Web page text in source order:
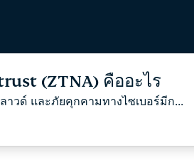
(ZTNA) คืออะไร
าวด์ และภัยคุกคามทางไซเบอร์มีก...